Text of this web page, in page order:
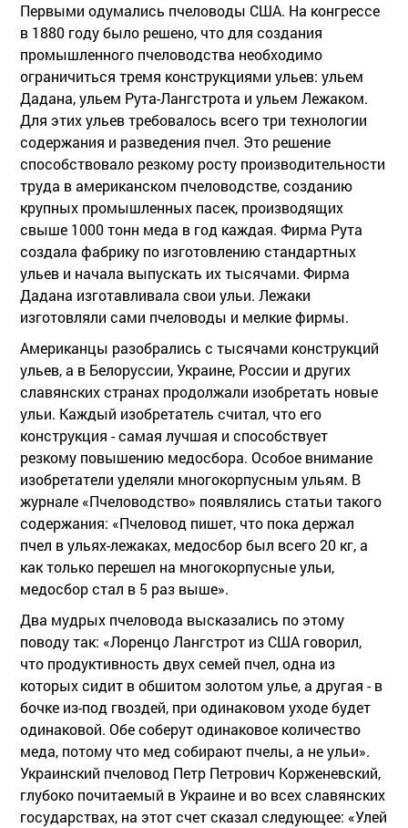
Первыми одумались пчеловоды США. На конгрессе
в 1880 году было решено, что для создания
промышленного пчеловодства необходимо
ограничиться тремя конструкциями ульев: ульем
Дадана, ульем Рута-Лангстрота и ульем Лежаком.
Для этих ульев требовалось всего три технологии
содержания и разведения пчел. Это решение
способствовало резкому росту производительности
труда в американском пчеловодстве, созданию
крупных промышленных пасек, производящих
свыше 1000 тонн меда в год каждая. Фирма Рута
создала фабрику по изготовлению стандартных
ульев и начала выпускать их тысячами. Фирма
Дадана изготавливала свои ульи. Лежаки
изготовляли сами пчеловоды и мелкие фирмы.
Американцы разобрались с тысячами конструкций
ульев, а в Белоруссии, Украине, России и других
славянских странах продолжали изобретать новые
ульи. Каждый изобретатель считал, что его
конструкция - самая лучшая и способствует
резкому повышению медосбора. Особое внимание
изобретатели уделяли многокорпусным ульям. В
журнале «Пчеловодство» появлялись статьи такого
содержания: «Пчеловод пишет, что пока держал
пчел в ульях-лежаках, медосбор был всего 20 кг, а
как только перешел на многокорпусные ульи,
медосбор стал в 5 раз выше».
Два мудрых пчеловода высказались по этому
поводу так: «Лоренцо Лангстрот из США говорил,
что продуктивность двух семей пчел, одна из
которых сидит в обшитом золотом улье, а другая - в
бочке из-под гвоздей, при одинаковом уходе будет
одинаковой. Обе соберут одинаковое количество
меда, потому что мед собирают пчелы, а не ульи».
Украинский пчеловод Петр Петрович Корженевский,
глубоко почитаемый в Украине и во всех славянских
государствах, на этот счет сказал следующее: «Улей